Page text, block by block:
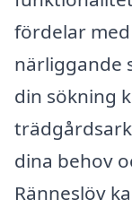
fördelar
närliggande
din sökning
dina behov
Ränneslöv